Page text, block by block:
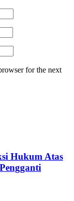
for the next
Hukum Atas